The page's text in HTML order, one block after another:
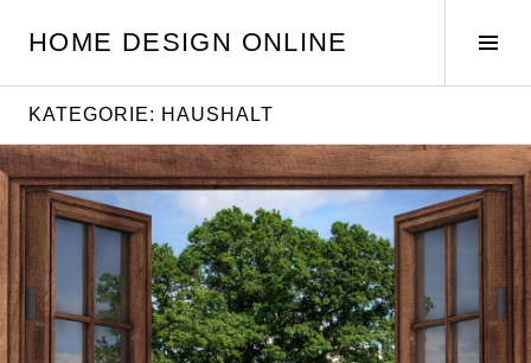
zumHOME DESIGN ONLINE
KATEGORIE: HAUSHALT